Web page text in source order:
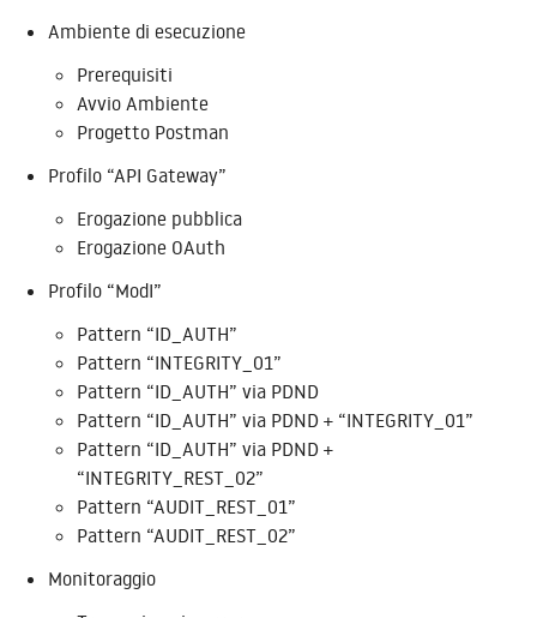
Ambiente di esecuzione
Prerequisiti
Avvio Ambiente
Progetto Postman
Profilo “API Gateway”
Erogazione pubblica
Erogazione OAuth
Profilo “ModI”
Pattern “ID_AUTH”
Pattern “INTEGRITY_01”
Pattern “ID_AUTH” via PDND
Pattern “ID_AUTH” via PDND + “INTEGRITY_01”
Pattern “ID_AUTH” via PDND +
“INTEGRITY_REST_02”
Pattern “AUDIT_REST_01”
Pattern “AUDIT_REST_02”
Monitoraggio